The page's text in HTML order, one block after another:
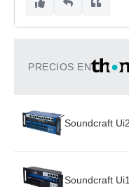
PRECIOS EN
Soundcraft
Soundcraft